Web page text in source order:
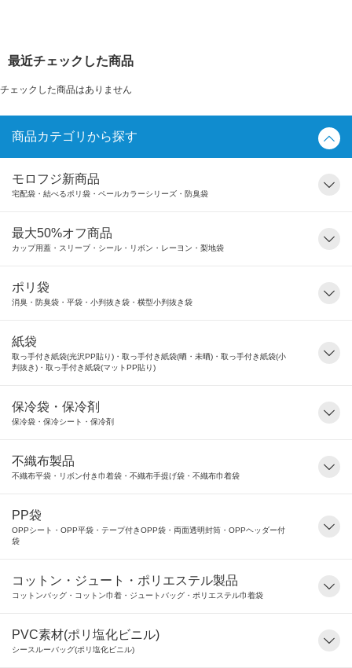
最近チェックした商品
チェックした商品はありません
商品カテゴリから探す
モロフジ新商品
宅配袋・結べるポリ袋・ペールカラーシリーズ・防臭袋
最大50%オフ商品
カップ用蓋・スリーブ・シール・リボン・レーヨン・梨地袋
ポリ袋
消臭・防臭袋・平袋・小判抜き袋・横型小判抜き袋
紙袋
取っ手付き紙袋(光沢PP貼り)・取っ手付き紙袋(晒・未晒)・取っ手付き紙袋(小
判抜き)・取っ手付き紙袋(マットPP貼り)
保冷袋・保冷剤
保冷袋・保冷シート・保冷剤
不織布製品
不織布平袋・リボン付き巾着袋・不織布手提げ袋・不織布巾着袋
PP袋
OPPシート・OPP平袋・テープ付きOPP袋・両面透明封筒・OPPヘッダー付
袋
コットン・ジュート・ポリエステル製品
コットンバッグ・コットン巾着・ジュートバッグ・ポリエステル巾着袋
PVC素材(ポリ塩化ビニル)
シースルーバッグ(ポリ塩化ビニル)